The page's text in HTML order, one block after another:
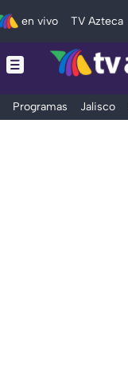
en vivo TV Azteca
Programas Jalisco